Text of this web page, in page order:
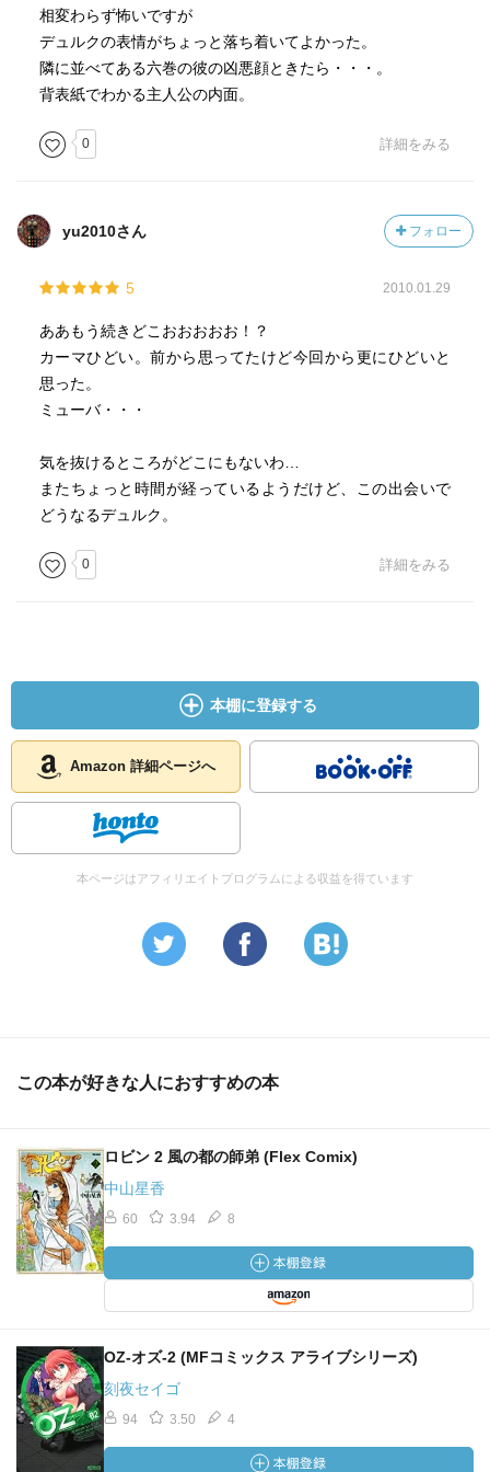
相変わらず怖いですが
デュルクの表情がちょっと落ち着いてよかった。
隣に並べてある六巻の彼の凶悪顔ときたら・・・。
背表紙でわかる主人公の内面。
0 詳細をみる
yu2010さん フォロー
5 2010.01.29
ああもう続きどこおおおおお！？
カーマひどい。前から思ってたけど今回から更にひどいと
思った。
ミューバ・・・
気を抜けるところがどこにもないわ…
またちょっと時間が経っているようだけど、この出会いで
どうなるデュルク。
0 詳細をみる
本棚に登録する
Amazon 詳細ページへ
本ページはアフィリエイトプログラムによる収益を得ています
この本が好きな人におすすめの本
ロビン 2 風の都の師弟 (Flex Comix)
中山星香
60 3.94 8
OZ‐オズ‐2 (MFコミックス アライブシリーズ)
刻夜セイゴ
94 3.50 4